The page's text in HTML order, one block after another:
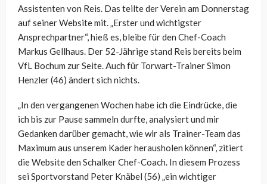
Assistenten von Reis. Das teilte der Verein am Donnerstag
auf seiner Website mit. „Erster und wichtigster
Ansprechpartner“, hieß es, bleibe für den Chef-Coach
Markus Gellhaus. Der 52-Jährige stand Reis bereits beim
VfL Bochum zur Seite. Auch für Torwart-Trainer Simon
Henzler (46) ändert sich nichts.
„In den vergangenen Wochen habe ich die Eindrücke, die
ich bis zur Pause sammeln durfte, analysiert und mir
Gedanken darüber gemacht, wie wir als Trainer-Team das
Maximum aus unserem Kader herausholen können“, zitiert
die Website den Schalker Chef-Coach. In diesem Prozess
sei Sportvorstand Peter Knäbel (56) „ein wichtiger